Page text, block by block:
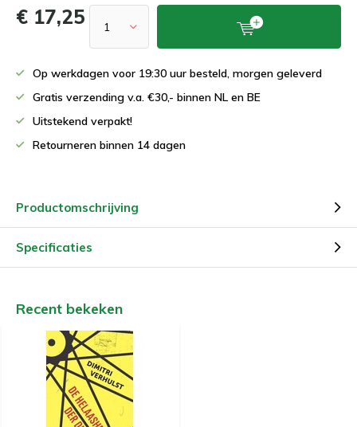
€ 17,25
Op werkdagen voor 19:30 uur besteld, morgen geleverd
Gratis verzending v.a. €30,- binnen NL en BE
Uitstekend verpakt!
Retourneren binnen 14 dagen
Productomschrijving
Specificaties
Recent bekeken